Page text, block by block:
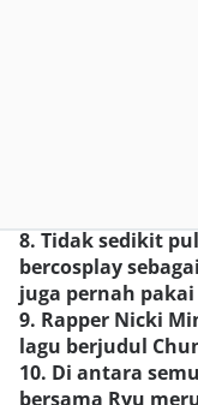
8. Tidak sedikit
bercosplay
juga pernah
9. Rapper Nicki
lagu berjudul
10. Di antara
bersama Ryu